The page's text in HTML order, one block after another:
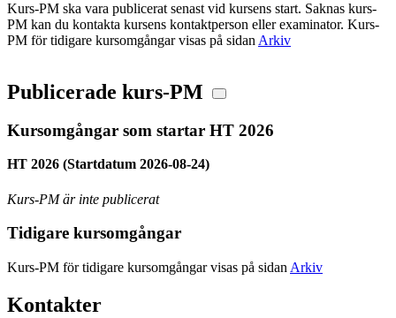
Kurs-PM ska vara publicerat senast vid kursens start. Saknas kurs-
PM kan du kontakta kursens kontaktperson eller examinator. Kurs-
PM för tidigare kursomgångar visas på sidan Arkiv
Publicerade kurs-PM
Kursomgångar som startar HT 2026
HT 2026 (Startdatum 2026-08-24)
Kurs-PM är inte publicerat
Tidigare kursomgångar
Kurs-PM för tidigare kursomgångar visas på sidan Arkiv
Kontakter